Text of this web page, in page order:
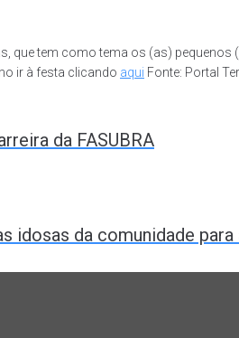
que tem como tema os (as) pequenos
ir à festa clicando aqui Fonte: Portal
da FASUBRA
idosas da comunidade